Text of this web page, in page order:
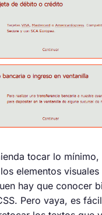
tocar lo
elementos visuales
hay que conocer
Pero vaya, es